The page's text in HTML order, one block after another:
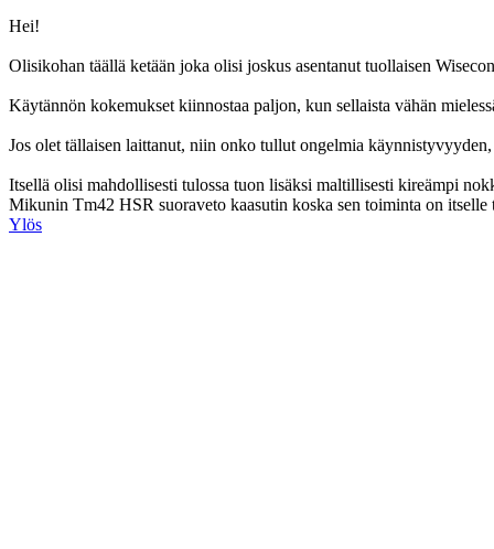
Hei!
Olisikohan täällä ketään joka olisi joskus asentanut tuollaisen
Käytännön kokemukset kiinnostaa paljon, kun sellaista vähän
Jos olet tällaisen laittanut, niin onko tullut ongelmia
Itsellä olisi mahdollisesti tulossa tuon lisäksi maltillisesti kireämpi
Mikunin Tm42 HSR suoraveto kaasutin koska sen toiminta on itselle
Ylös